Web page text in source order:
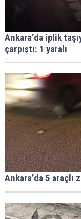
Ankara’da iplik
çarpıştı: 1 yaralı
Ankara’da 5 araçlı